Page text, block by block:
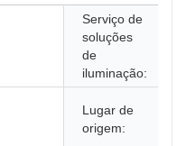
Serviço de
soluções
de
iluminação:
Lugar de
origem: